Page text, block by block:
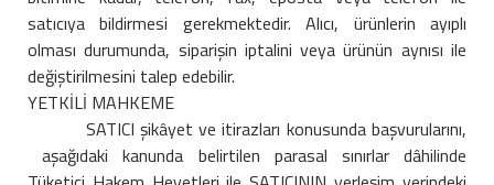
satıcıya bildirmesi gerekmektedir. Alıcı, ürünlerin ayıplı
olması durumunda, siparişin iptalini veya ürünün aynısı ile
değiştirilmesini talep edebilir.
YETKİLİ MAHKEME
SATICI şikâyet ve itirazları konusunda başvurularını,
aşağıdaki kanunda belirtilen parasal sınırlar dâhilinde